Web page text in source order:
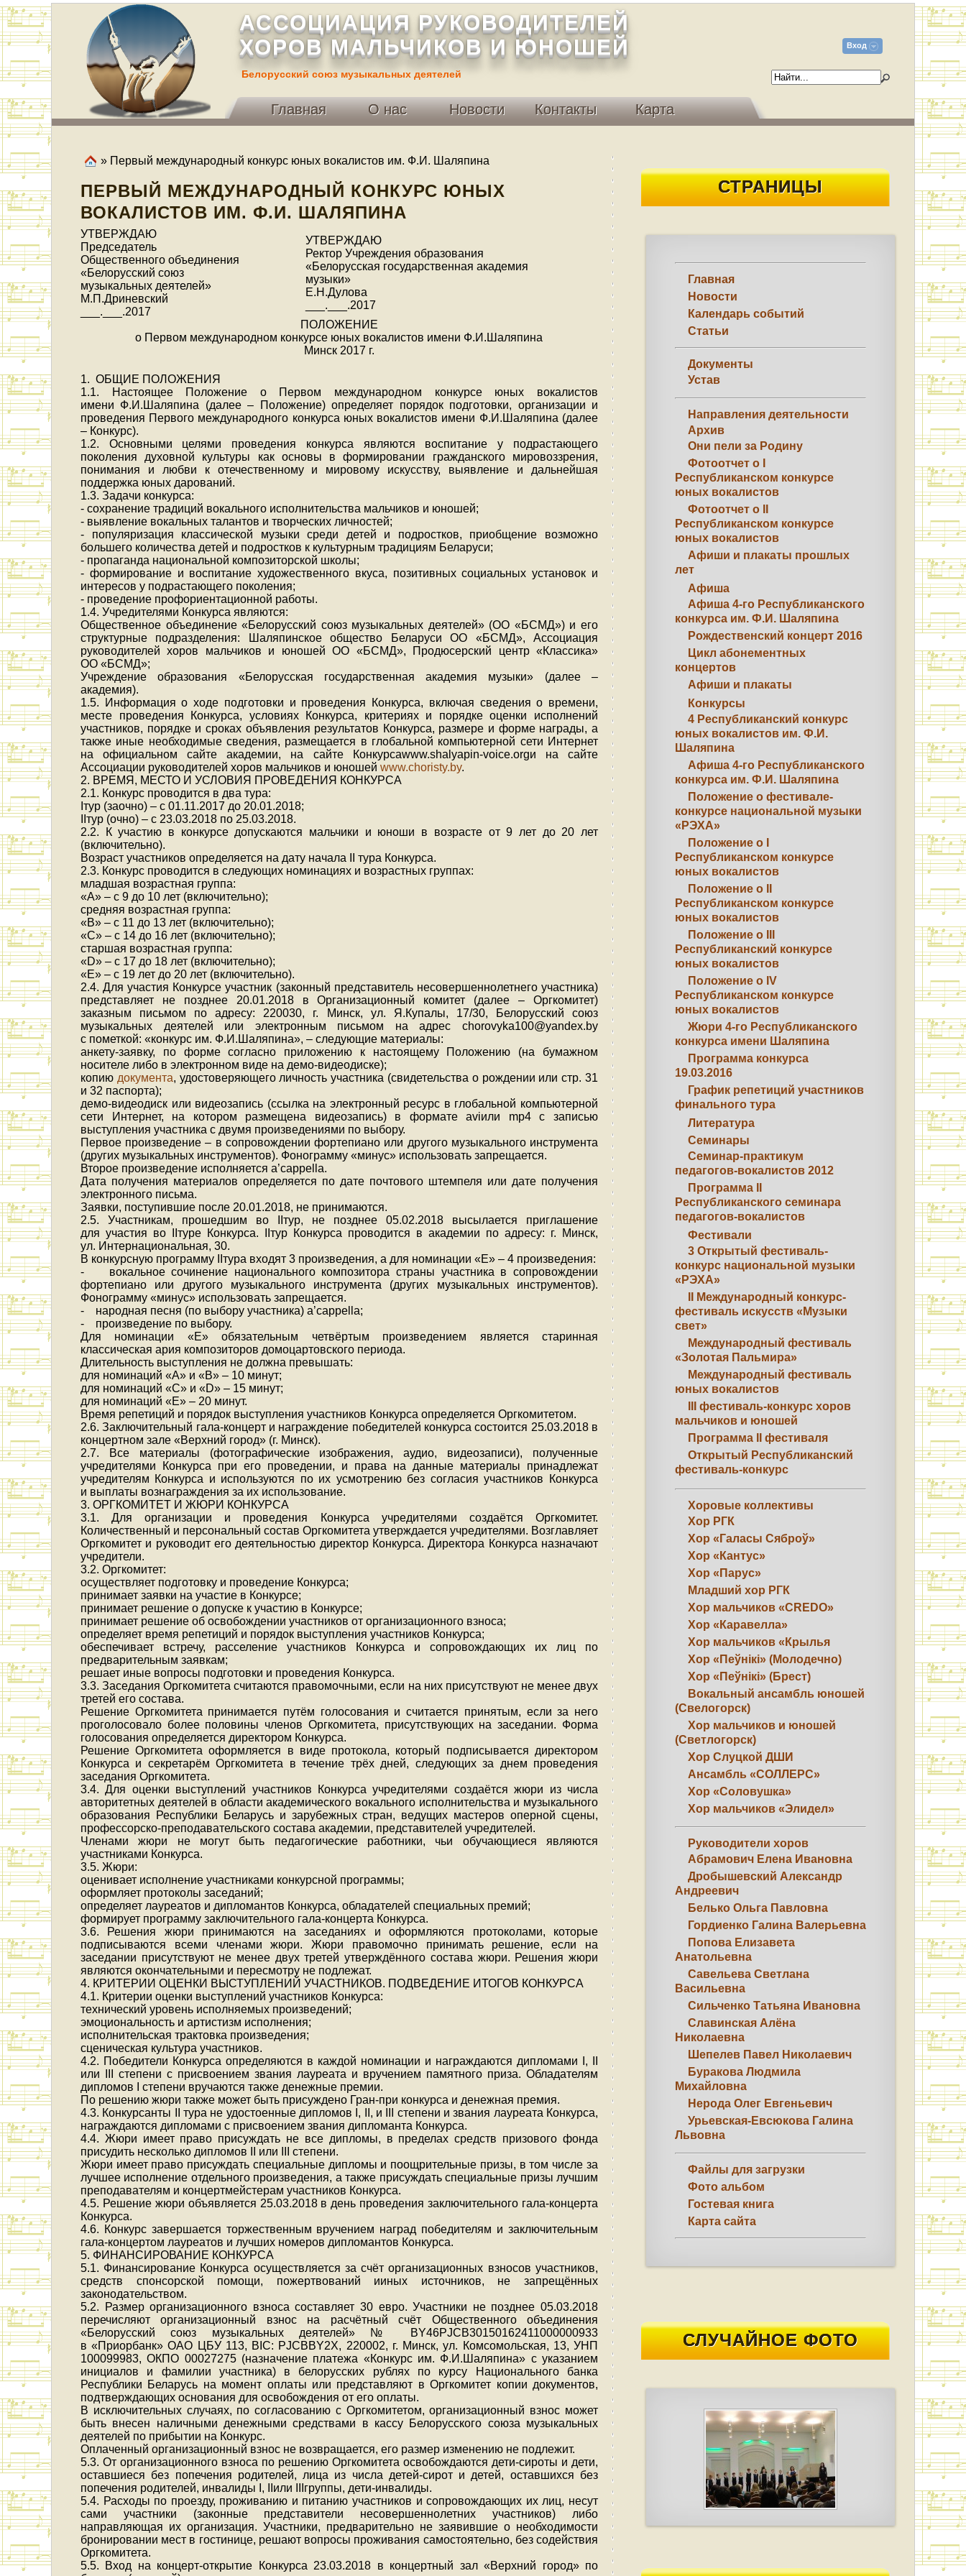
АССОЦИАЦИЯ РУКОВОДИТЕЛЕЙ
ХОРОВ МАЛЬЧИКОВ И ЮНОШЕЙ
Белорусский союз музыкальных деятелей
Вход
Главная О нас Новости Контакты Карта
» Первый международный конкурс юных вокалистов им. Ф.И. Шаляпина
ПЕРВЫЙ МЕЖДУНАРОДНЫЙ КОНКУРС ЮНЫХ
ВОКАЛИСТОВ ИМ. Ф.И. ШАЛЯПИНА
УТВЕРЖДАЮ
Председатель
Общественного объединения
«Белорусский союз
музыкальных деятелей»
М.П.Дриневский
___.___.2017
УТВЕРЖДАЮ
Ректор Учреждения образования
«Белорусская государственная академия
музыки»
Е.Н.Дулова
___.___.2017
ПОЛОЖЕНИЕ
о Первом международном конкурсе юных вокалистов имени Ф.И.Шаляпина
Минск 2017 г.
1. ОБЩИЕ ПОЛОЖЕНИЯ
1.1. Настоящее Положение о Первом международном конкурсе юных вокалистов
имени Ф.И.Шаляпина (далее – Положение) определяет порядок подготовки, организации и
проведения Первого международного конкурса юных вокалистов имени Ф.И.Шаляпина (далее
– Конкурс).
1.2. Основными целями проведения конкурса являются воспитание у подрастающего
поколения духовной культуры как основы в формировании гражданского мировоззрения,
понимания и любви к отечественному и мировому искусству, выявление и дальнейшая
поддержка юных дарований.
1.3. Задачи конкурса:
- сохранение традиций вокального исполнительства мальчиков и юношей;
- выявление вокальных талантов и творческих личностей;
- популяризация классической музыки среди детей и подростков, приобщение возможно
большего количества детей и подростков к культурным традициям Беларуси;
- пропаганда национальной композиторской школы;
- формирование и воспитание художественного вкуса, позитивных социальных установок и
интересов у подрастающего поколения;
- проведение профориентационной работы.
1.4. Учредителями Конкурса являются:
Общественное объединение «Белорусский союз музыкальных деятелей» (ОО «БСМД») и его
структурные подразделения: Шаляпинское общество Беларуси ОО «БСМД», Ассоциация
руководителей хоров мальчиков и юношей ОО «БСМД», Продюсерский центр «Классика»
ОО «БСМД»;
Учреждение образования «Белорусская государственная академия музыки» (далее –
академия).
1.5. Информация о ходе подготовки и проведения Конкурса, включая сведения о времени,
месте проведения Конкурса, условиях Конкурса, критериях и порядке оценки исполнений
участников, порядке и сроках объявления результатов Конкурса, размере и форме награды, а
также иные необходимые сведения, размещается в глобальной компьютерной сети Интернет
на официальном сайте академии, на сайте Конкурсаwww.shalyapin-voice.orgи на сайте
Ассоциации руководителей хоров мальчиков и юношей www.choristy.by.
2. ВРЕМЯ, МЕСТО И УСЛОВИЯ ПРОВЕДЕНИЯ КОНКУРСА
2.1. Конкурс проводится в два тура:
Iтур (заочно) – с 01.11.2017 до 20.01.2018;
IIтур (очно) – с 23.03.2018 по 25.03.2018.
2.2. К участию в конкурсе допускаются мальчики и юноши в возрасте от 9 лет до 20 лет
(включительно).
Возраст участников определяется на дату начала II тура Конкурса.
2.3. Конкурс проводится в следующих номинациях и возрастных группах:
младшая возрастная группа:
«А» – с 9 до 10 лет (включительно);
средняя возрастная группа:
«В» – с 11 до 13 лет (включительно);
«С» – с 14 до 16 лет (включительно);
старшая возрастная группа:
«D» – с 17 до 18 лет (включительно);
«E» – с 19 лет до 20 лет (включительно).
2.4. Для участия Конкурсе участник (законный представитель несовершеннолетнего участника)
представляет не позднее 20.01.2018 в Организационный комитет (далее – Оргкомитет)
заказным письмом по адресу: 220030, г. Минск, ул. Я.Купалы, 17/30, Белорусский союз
музыкальных деятелей или электронным письмом на адрес chorovyka100@yandex.by
с пометкой: «конкурс им. Ф.И.Шаляпина», – следующие материалы:
анкету-заявку, по форме согласно приложению к настоящему Положению (на бумажном
носителе либо в электронном виде на демо-видеодиске);
копию документа, удостоверяющего личность участника (свидетельства о рождении или стр. 31
и 32 паспорта);
демо-видеодиск или видеозапись (ссылка на электронный ресурс в глобальной компьютерной
сети Интернет, на котором размещена видеозапись) в формате aviили mp4 с записью
выступления участника с двумя произведениями по выбору.
Первое произведение – в сопровождении фортепиано или другого музыкального инструмента
(других музыкальных инструментов). Фонограмму «минус» использовать запрещается.
Второе произведение исполняется a’cappella.
Дата получения материалов определяется по дате почтового штемпеля или дате получения
электронного письма.
Заявки, поступившие после 20.01.2018, не принимаются.
2.5. Участникам, прошедшим во IIтур, не позднее 05.02.2018 высылается приглашение
для участия во IIтуре Конкурса. IIтур Конкурса проводится в академии по адресу: г. Минск,
ул. Интернациональная, 30.
В конкурсную программу IIтура входят 3 произведения, а для номинации «Е» – 4 произведения:
- вокальное сочинение национального композитора страны участника в сопровождении
фортепиано или другого музыкального инструмента (других музыкальных инструментов).
Фонограмму «минус» использовать запрещается.
- народная песня (по выбору участника) a’cappella;
- произведение по выбору.
Для номинации «Е» обязательным четвёртым произведением является старинная
классическая ария композиторов домоцартовского периода.
Длительность выступления не должна превышать:
для номинаций «А» и «В» – 10 минут;
для номинаций «С» и «D» – 15 минут;
для номинаций «E» – 20 минут.
Время репетиций и порядок выступления участников Конкурса определяется Оргкомитетом.
2.6. Заключительный гала-концерт и награждение победителей конкурса состоится 25.03.2018 в
концертном зале «Верхний город» (г. Минск).
2.7. Все материалы (фотографические изображения, аудио, видеозаписи), полученные
учредителями Конкурса при его проведении, и права на данные материалы принадлежат
учредителям Конкурса и используются по их усмотрению без согласия участников Конкурса
и выплаты вознаграждения за их использование.
3. ОРГКОМИТЕТ И ЖЮРИ КОНКУРСА
3.1. Для организации и проведения Конкурса учредителями создаётся Оргкомитет.
Количественный и персональный состав Оргкомитета утверждается учредителями. Возглавляет
Оргкомитет и руководит его деятельностью директор Конкурса. Директора Конкурса назначают
учредители.
3.2. Оргкомитет:
осуществляет подготовку и проведение Конкурса;
принимает заявки на участие в Конкурсе;
принимает решение о допуске к участию в Конкурсе;
принимает решение об освобождении участников от организационного взноса;
определяет время репетиций и порядок выступления участников Конкурса;
обеспечивает встречу, расселение участников Конкурса и сопровождающих их лиц по
предварительным заявкам;
решает иные вопросы подготовки и проведения Конкурса.
3.3. Заседания Оргкомитета считаются правомочными, если на них присутствуют не менее двух
третей его состава.
Решение Оргкомитета принимается путём голосования и считается принятым, если за него
проголосовало более половины членов Оргкомитета, присутствующих на заседании. Форма
голосования определяется директором Конкурса.
Решение Оргкомитета оформляется в виде протокола, который подписывается директором
Конкурса и секретарём Оргкомитета в течение трёх дней, следующих за днем проведения
заседания Оргкомитета.
3.4. Для оценки выступлений участников Конкурса учредителями создаётся жюри из числа
авторитетных деятелей в области академического вокального исполнительства и музыкального
образования Республики Беларусь и зарубежных стран, ведущих мастеров оперной сцены,
профессорско-преподавательского состава академии, представителей учредителей.
Членами жюри не могут быть педагогические работники, чьи обучающиеся являются
участниками Конкурса.
3.5. Жюри:
оценивает исполнение участниками конкурсной программы;
оформляет протоколы заседаний;
определяет лауреатов и дипломантов Конкурса, обладателей специальных премий;
формирует программу заключительного гала-концерта Конкурса.
3.6. Решения жюри принимаются на заседаниях и оформляются протоколами, которые
подписываются всеми членами жюри. Жюри правомочно принимать решение, если на
заседании присутствуют не менее двух третей утверждённого состава жюри. Решения жюри
являются окончательными и пересмотру не подлежат.
4. КРИТЕРИИ ОЦЕНКИ ВЫСТУПЛЕНИЙ УЧАСТНИКОВ. ПОДВЕДЕНИЕ ИТОГОВ КОНКУРСА
4.1. Критерии оценки выступлений участников Конкурса:
технический уровень исполняемых произведений;
эмоциональность и артистизм исполнения;
исполнительская трактовка произведения;
сценическая культура участников.
4.2. Победители Конкурса определяются в каждой номинации и награждаются дипломами I, II
или III степени с присвоением звания лауреата и вручением памятного приза. Обладателям
дипломов I степени вручаются также денежные премии.
По решению жюри также может быть присуждено Гран-при конкурса и денежная премия.
4.3. Конкурсанты II тура не удостоенные дипломов I, II, и III степени и звания лауреата Конкурса,
награждаются дипломами с присвоением звания дипломанта Конкурса.
4.4. Жюри имеет право присуждать не все дипломы, в пределах средств призового фонда
присудить несколько дипломов II или III степени.
Жюри имеет право присуждать специальные дипломы и поощрительные призы, в том числе за
лучшее исполнение отдельного произведения, а также присуждать специальные призы лучшим
преподавателям и концертмейстерам участников Конкурса.
4.5. Решение жюри объявляется 25.03.2018 в день проведения заключительного гала-концерта
Конкурса.
4.6. Конкурс завершается торжественным вручением наград победителям и заключительным
гала-концертом лауреатов и лучших номеров дипломантов Конкурса.
5. ФИНАНСИРОВАНИЕ КОНКУРСА
5.1. Финансирование Конкурса осуществляется за счёт организационных взносов участников,
средств спонсорской помощи, пожертвований ииных источников, не запрещённых
законодательством.
5.2. Размер организационного взноса составляет 30 евро. Участники не позднее 05.03.2018
перечисляют организационный взнос на расчётный счёт Общественного объединения
«Белорусский союз музыкальных деятелей» № BY46PJCB30150162411000000933
в «Приорбанк» ОАО ЦБУ 113, BIC: PJCBBY2X, 220002, г. Минск, ул. Комсомольская, 13, УНП
100099983, ОКПО 00027275 (назначение платежа «Конкурс им. Ф.И.Шаляпина» с указанием
инициалов и фамилии участника) в белорусских рублях по курсу Национального банка
Республики Беларусь на момент оплаты или представляют в Оргкомитет копии документов,
подтверждающих основания для освобождения от его оплаты.
В исключительных случаях, по согласованию с Оргкомитетом, организационный взнос может
быть внесен наличными денежными средствами в кассу Белорусского союза музыкальных
деятелей по прибытии на Конкурс.
Оплаченный организационный взнос не возвращается, его размер изменению не подлежит.
5.3. От организационного взноса по решению Оргкомитета освобождаются дети-сироты и дети,
оставшиеся без попечения родителей, лица из числа детей-сирот и детей, оставшихся без
попечения родителей, инвалиды I, IIили IIIгруппы, дети-инвалиды.
5.4. Расходы по проезду, проживанию и питанию участников и сопровождающих их лиц, несут
сами участники (законные представители несовершеннолетних участников) либо
направляющая их организация. Участники, предварительно не заявившие о необходимости
бронировании мест в гостинице, решают вопросы проживания самостоятельно, без содействия
Оргкомитета.
5.5. Вход на концерт-открытие Конкурса 23.03.2018 в концертный зал «Верхний город» по
СТРАНИЦЫ
Главная
Новости
Календарь событий
Статьи
Документы
Устав
Направления деятельности
Архив
Они пели за Родину
Фотоотчет о I
Республиканском конкурсе
юных вокалистов
Фотоотчет о II
Республиканском конкурсе
юных вокалистов
Афиши и плакаты прошлых
лет
Афиша
Афиша 4-го Республиканского
конкурса им. Ф.И. Шаляпина
Рождественский концерт 2016
Цикл абонементных
концертов
Афиши и плакаты
Конкурсы
4 Республиканский конкурс
юных вокалистов им. Ф.И.
Шаляпина
Афиша 4-го Республиканского
конкурса им. Ф.И. Шаляпина
Положение о фестивале-
конкурсе национальной музыки
«РЭХА»
Положение о I
Республиканском конкурсе
юных вокалистов
Положение о II
Республиканском конкурсе
юных вокалистов
Положение о III
Республиканский конкурсе
юных вокалистов
Положение о IV
Республиканском конкурсе
юных вокалистов
Жюри 4-го Республиканского
конкурса имени Шаляпина
Программа конкурса
19.03.2016
График репетиций участников
финального тура
Литература
Семинары
Семинар-практикум
педагогов-вокалистов 2012
Программа II
Республиканского семинара
педагогов-вокалистов
Фестивали
3 Открытый фестиваль-
конкурс национальной музыки
«РЭХА»
II Международный конкурс-
фестиваль искусств «Музыки
свет»
Международный фестиваль
«Золотая Пальмира»
Международный фестиваль
юных вокалистов
III фестиваль-конкурс хоров
мальчиков и юношей
Программа II фестиваля
Открытый Республиканский
фестиваль-конкурс
Хоровые коллективы
Хор РГК
Хор «Галасы Сяброў»
Хор «Кантус»
Хор «Парус»
Младший хор РГК
Хор мальчиков «CREDO»
Хор «Каравелла»
Хор мальчиков «Крылья
Хор «Пеўнікі» (Молодечно)
Хор «Пеўнікі» (Брест)
Вокальный ансамбль юношей
(Свелогорск)
Хор мальчиков и юношей
(Светлогорск)
Хор Слуцкой ДШИ
Ансамбль «СОЛЛЕРС»
Хор «Соловушка»
Хор мальчиков «Элидел»
Руководители хоров
Абрамович Елена Ивановна
Дробышевский Александр
Андреевич
Белько Ольга Павловна
Гордиенко Галина Валерьевна
Попова Елизавета
Анатольевна
Савельева Светлана
Васильевна
Сильченко Татьяна Ивановна
Славинская Алёна
Николаевна
Шепелев Павел Николаевич
Буракова Людмила
Михайловна
Нерода Олег Евгеньевич
Урьевская-Евсюкова Галина
Львовна
Файлы для загрузки
Фото альбом
Гостевая книга
Карта сайта
СЛУЧАЙНОЕ ФОТО